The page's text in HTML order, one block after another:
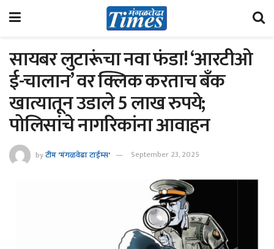
सायबर लुटारूंचा नवा फंडा! ‘आरटीओ
ई-चालान’ वर क्लिक करताच बँक
खात्यातून उडाले 5 लाख रुपये;
पोलिसांचे नागरिकांना आवाहन
byटीम 'मंगळवेढा टाईम्स' September 23, 2025